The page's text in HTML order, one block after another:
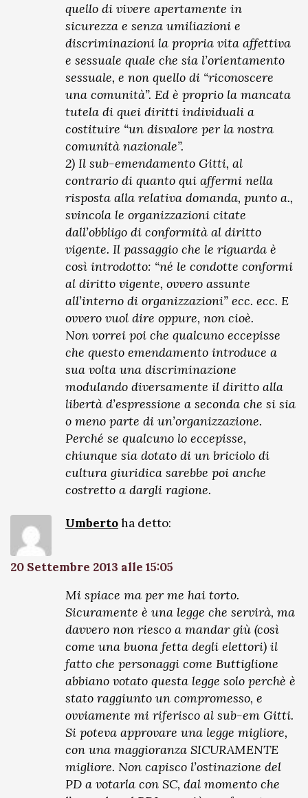
quello di vivere apertamente in
sicurezza e senza umiliazioni e
discriminazioni la propria vita affettiva
e sessuale quale che sia l’orientamento
sessuale, e non quello di “riconoscere
una comunità”. Ed è proprio la mancata
tutela di quei diritti individuali a
costituire “un disvalore per la nostra
comunità nazionale”.
2) Il sub-emendamento Gitti, al
contrario di quanto qui affermi nella
risposta alla relativa domanda, punto a.,
svincola le organizzazioni citate
dall’obbligo di conformità al diritto
vigente. Il passaggio che le riguarda è
così introdotto: “né le condotte conformi
al diritto vigente, ovvero assunte
all’interno di organizzazioni” ecc. ecc. E
ovvero vuol dire oppure, non cioè.
Non vorrei poi che qualcuno eccepisse
che questo emendamento introduce a
sua volta una discriminazione
modulando diversamente il diritto alla
libertà d’espressione a seconda che si sia
o meno parte di un’organizzazione.
Perché se qualcuno lo eccepisse,
chiunque sia dotato di un briciolo di
cultura giuridica sarebbe poi anche
costretto a dargli ragione.
Umbertoha detto:
20 Settembre 2013 alle 15:05
Mi spiace ma per me hai torto.
Sicuramente è una legge che servirà, ma
davvero non riesco a mandar giù (così
come una buona fetta degli elettori) il
fatto che personaggi come Buttiglione
abbiano votato questa legge solo perchè è
stato raggiunto un compromesso, e
ovviamente mi riferisco al sub-em Gitti.
Si poteva approvare una legge migliore,
con una maggioranza SICURAMENTE
migliore. Non capisco l’ostinazione del
PD a votarla con SC, dal momento che